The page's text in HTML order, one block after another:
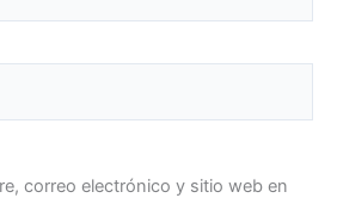
correo electrónico y sitio web en